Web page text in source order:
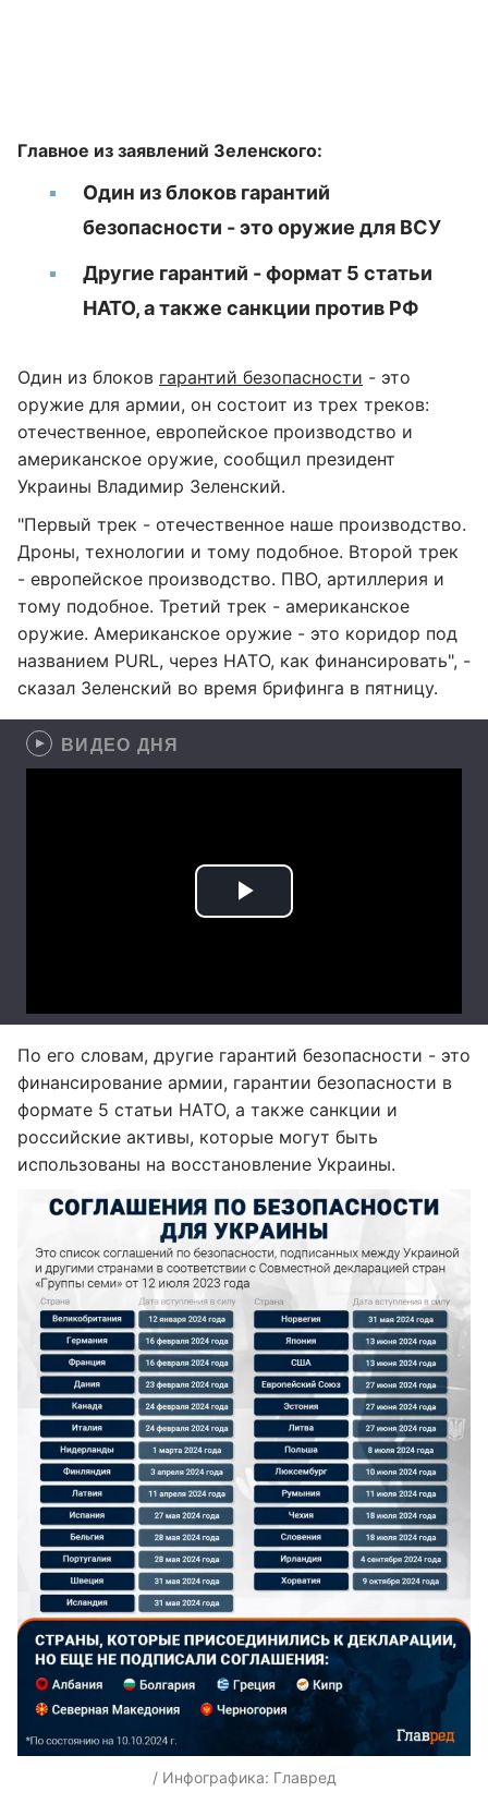
Главное из заявлений Зеленского:
Один из блоков гарантий
безопасности - это оружие для ВСУ
Другие гарантий - формат 5 статьи
НАТО, а также санкции против РФ
Один из блоков гарантий безопасности - это
оружие для армии, он состоит из трех треков:
отечественное, европейское производство и
американское оружие, сообщил президент
Украины Владимир Зеленский.
"Первый трек - отечественное наше производство.
Дроны, технологии и тому подобное. Второй трек
- европейское производство. ПВО, артиллерия и
тому подобное. Третий трек - американское
оружие. Американское оружие - это коридор под
названием PURL, через НАТО, как финансировать", -
сказал Зеленский во время брифинга в пятницу.
ВИДЕО ДНЯ
По его словам, другие гарантий безопасности - это
финансирование армии, гарантии безопасности в
формате 5 статьи НАТО, а также санкции и
российские активы, которые могут быть
использованы на восстановление Украины.
/ Инфографика: Главред